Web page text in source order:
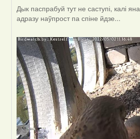
In
reply
by
Harrier
Дык паспрабуй тут не саступі, калі яна
адразу наўпрост па спіне йдзе...